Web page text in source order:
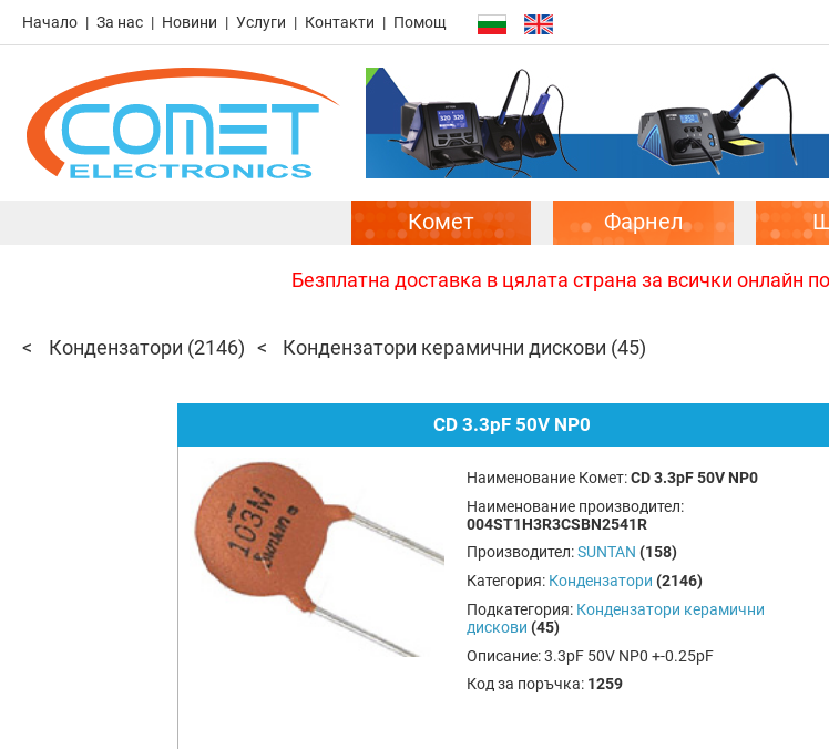
Начало За нас Новини Услуги Контакти Помощ
Комет Фарнел
Безплатна доставка в цялата страна за всички онлайн
Кондензатори (2146) Кондензатори керамични дискови (45)
CD 3.3pF 50V NP0
Наименование Комет:CD 3.3pF 50V NP0
Наименование производител:
004ST1H3R3CSBN2541R
Производител:SUNTAN (158)
Категория: Кондензатори (2146)
Подкатегория: Кондензатори керамични
дискови (45)
Описание:3.3pF 50V NP0 +-0.25pF
Код за поръчка: 1259